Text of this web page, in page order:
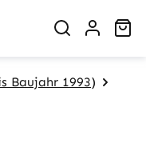
Baujahr 1993)